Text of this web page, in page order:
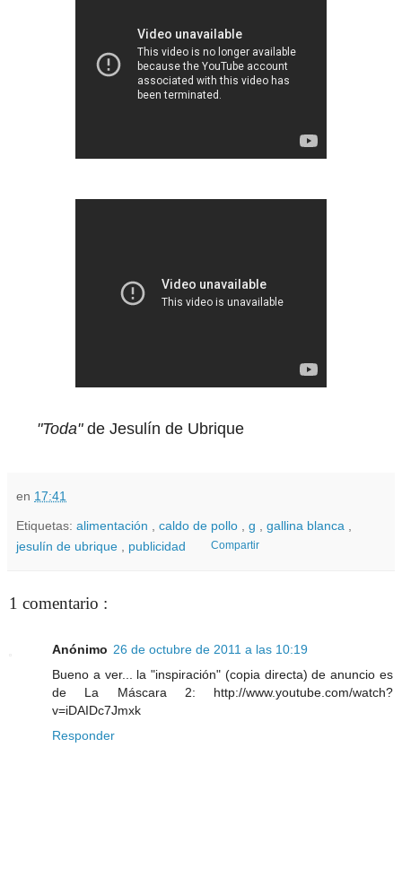
"Toda"de Jesulín de Ubrique
en 17:41
Etiquetas: alimentación caldo de pollo g gallina blanca
jesulín de ubrique
publicidad Compartir
1 comentario :
Anónimo 26 de octubre de 2011 a las 10:19
Bueno a ver... la "inspiración" (copia directa) de anuncio es
de La Máscara 2: http://www.youtube.com/watch?
v=iDAIDc7Jmxk
Responder